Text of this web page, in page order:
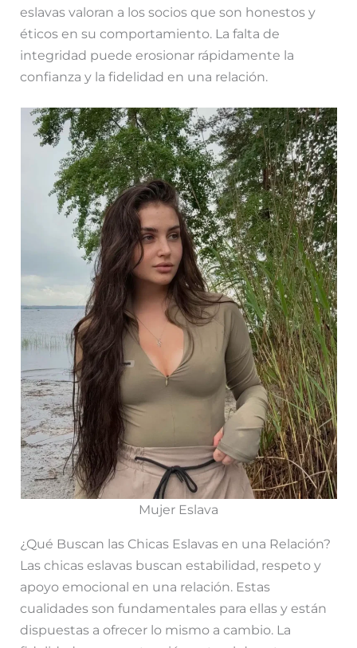
eslavas valoran a los socios que son honestos y
éticos en su comportamiento. La falta de
integridad puede erosionar rápidamente la
confianza y la fidelidad en una relación.
Mujer Eslava
¿Qué Buscan las Chicas Eslavas en una Relación?
Las chicas eslavas buscan estabilidad, respeto y
apoyo emocional en una relación. Estas
cualidades son fundamentales para ellas y están
dispuestas a ofrecer lo mismo a cambio. La